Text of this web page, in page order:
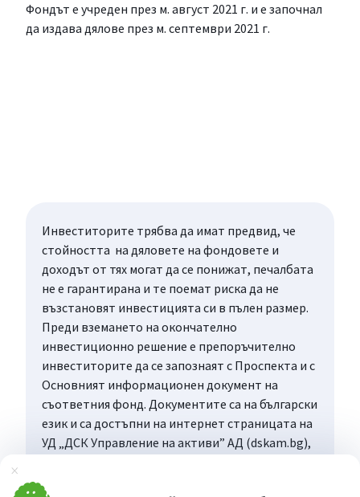
Затвори
Фондът е учреден през м. август 2021 г. и е започнал
да издава дялове през м. септември 2021 г.
Инвеститорите трябва да имат предвид, че
стойността на дяловете на фондовете и
доходът от тях могат да се понижат, печалбата
не е гарантирана и те поемат риска да не
възстановят инвестицията си в пълен размер.
Преди вземането на окончателно
инвестиционно решение е препоръчително
инвеститорите да се запознаят с Проспекта и с
Основният информационен документ на
съответния фонд. Документите са на български
език и са достъпни на интернет страницата на
УД „ДСК Управление на активи” АД (dskam.bg),